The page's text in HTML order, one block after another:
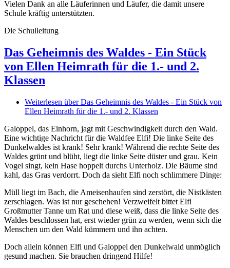
Vielen Dank an alle Läuferinnen und Läufer, die damit unsere
Schule kräftig unterstützten.
Die Schulleitung
Das Geheimnis des Waldes - Ein Stück
von Ellen Heimrath für die 1.- und 2.
Klassen
Weiterlesen über Das Geheimnis des Waldes - Ein Stück von
Ellen Heimrath für die 1.- und 2. Klassen
Galoppel, das Einhorn, jagt mit Geschwindigkeit durch den Wald.
Eine wichtige Nachricht für die Waldfee Elfi! Die linke Seite des
Dunkelwaldes ist krank! Sehr krank! Während die rechte Seite des
Waldes grünt und blüht, liegt die linke Seite düster und grau. Kein
Vogel singt, kein Hase hoppelt durchs Unterholz. Die Bäume sind
kahl, das Gras verdorrt. Doch da sieht Elfi noch schlimmere Dinge:
Müll liegt im Bach, die Ameisenhaufen sind zerstört, die Nistkästen
zerschlagen. Was ist nur geschehen! Verzweifelt bittet Elfi
Großmutter Tanne um Rat und diese weiß, dass die linke Seite des
Waldes beschlossen hat, erst wieder grün zu werden, wenn sich die
Menschen um den Wald kümmern und ihn achten.
Doch allein können Elfi und Galoppel den Dunkelwald unmöglich
gesund machen. Sie brauchen dringend Hilfe!